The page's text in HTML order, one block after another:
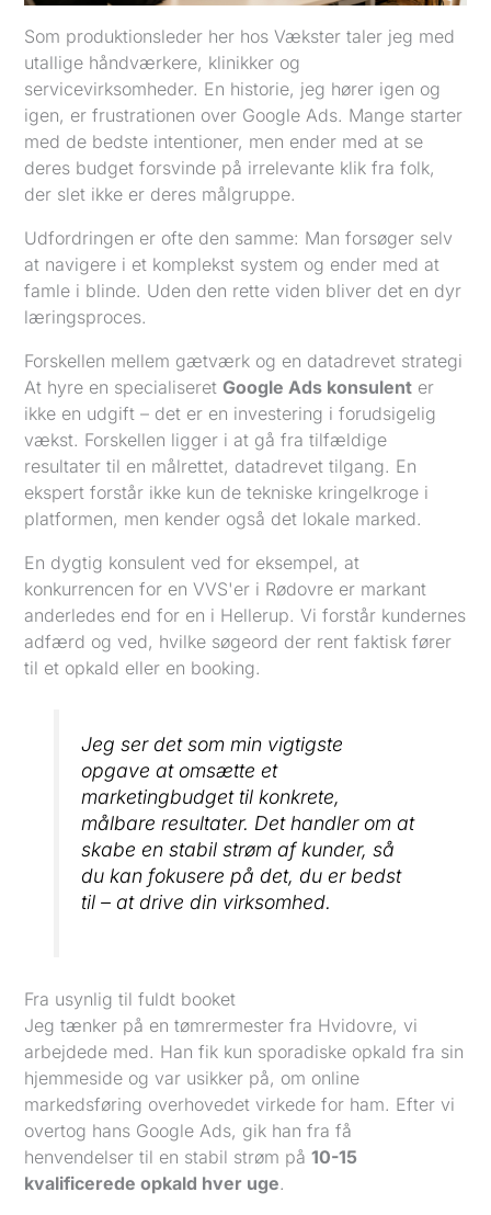
Som produktionsleder her hos Vækster taler jeg med
utallige håndværkere, klinikker og
servicevirksomheder. En historie, jeg hører igen og
igen, er frustrationen over Google Ads. Mange starter
med de bedste intentioner, men ender med at se
deres budget forsvinde på irrelevante klik fra folk,
der slet ikke er deres målgruppe.
Udfordringen er ofte den samme: Man forsøger selv
at navigere i et komplekst system og ender med at
famle i blinde. Uden den rette viden bliver det en dyr
læringsproces.
Forskellen mellem gætværk og en datadrevet strategi
At hyre en specialiseretGoogle Ads konsulent er
ikke en udgift – det er en investering i forudsigelig
vækst. Forskellen ligger i at gå fra tilfældige
resultater til en målrettet, datadrevet tilgang. En
ekspert forstår ikke kun de tekniske kringelkroge i
platformen, men kender også det lokale marked.
En dygtig konsulent ved for eksempel, at
konkurrencen for en VVS'er i Rødovre er markant
anderledes end for en i Hellerup. Vi forstår kundernes
adfærd og ved, hvilke søgeord der rent faktisk fører
til et opkald eller en booking.
Jeg ser det som min vigtigste
opgave at omsætte et
marketingbudget til konkrete,
målbare resultater. Det handler om at
skabe en stabil strøm af kunder, så
du kan fokusere på det, du er bedst
til – at drive din virksomhed.
Fra usynlig til fuldt booket
Jeg tænker på en tømrermester fra Hvidovre, vi
arbejdede med. Han fik kun sporadiske opkald fra sin
hjemmeside og var usikker på, om online
markedsføring overhovedet virkede for ham. Efter vi
overtog hans Google Ads, gik han fra få
henvendelser til en stabil strøm på10-15
kvalificerede opkald hver uge.